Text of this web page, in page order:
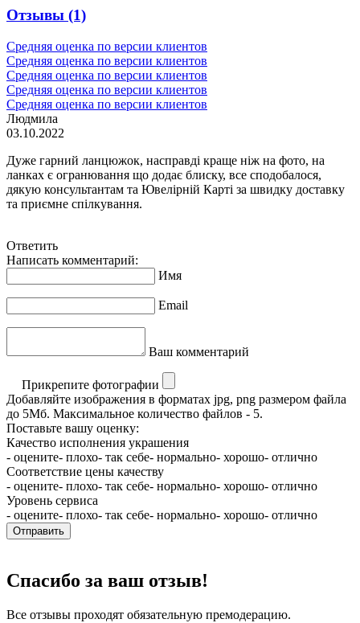
Отзывы (1)
Средняя оценка по версии клиентов
Средняя оценка по версии клиентов
Средняя оценка по версии клиентов
Средняя оценка по версии клиентов
Средняя оценка по версии клиентов
Людмила
03.10.2022
Дуже гарний ланцюжок, насправді краще ніж на фото, на
ланках є огранювання що додає блиску, все сподобалося,
дякую консультантам та Ювелірній Карті за швидку доставку
та приємне спілкування.
Ответить
Написать комментарий:
Имя
Email
Ваш комментарий
Прикрепите фотографии
Добавляйте изображения в форматах jpg, png размером файла
до 5Мб. Максимальное количество файлов - 5.
Поставьте вашу оценку:
Качество исполнения украшения
- оцените- плохо- так себе- нормально- хорошо- отлично
Соответствие цены качеству
- оцените- плохо- так себе- нормально- хорошо- отлично
Уровень сервиса
- оцените- плохо- так себе- нормально- хорошо- отлично
Отправить
Спасибо за ваш отзыв!
Все отзывы проходят обязательную премодерацию.